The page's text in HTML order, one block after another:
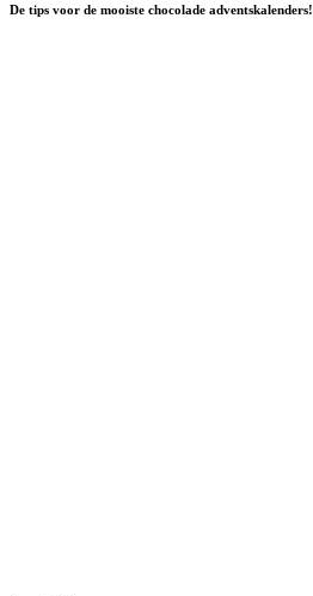
De tips voor de mooiste chocolade adventskalenders!